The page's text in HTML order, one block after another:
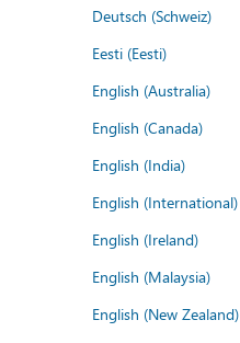
Deutsch (Schweiz)
Eesti (Eesti)
English (Australia)
English (Canada)
English (India)
English (International)
English (Ireland)
English (Malaysia)
English (New Zealand)